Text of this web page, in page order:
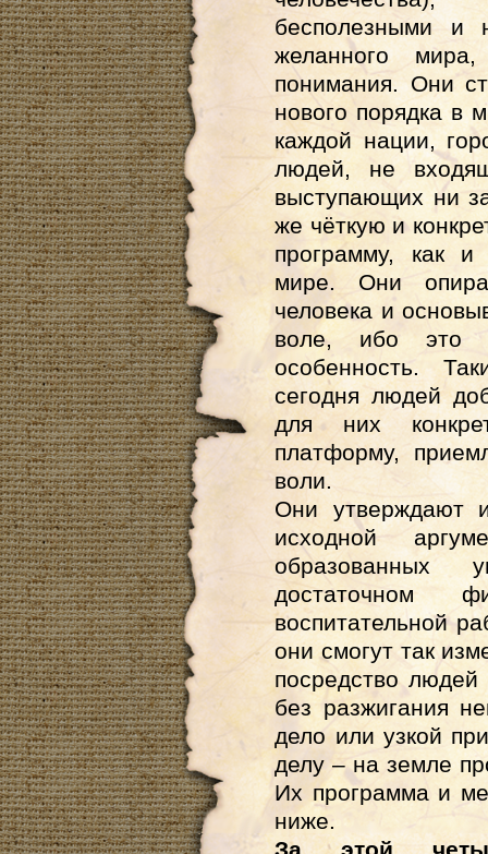
бесполезными и
желанного
понимания. Они
нового порядка в
каждой нации,
людей, не
выступающих ни
же чёткую и
программу, как
мире. Они
человека и
воле, ибо это
особенность.
сегодня людей
для них
платформу,
воли.
Они утверждают
исходной
образованных
достаточном
воспитательной
они смогут так
посредство
без разжигания
дело или узкой
делу – на земле
Их программа и
ниже.